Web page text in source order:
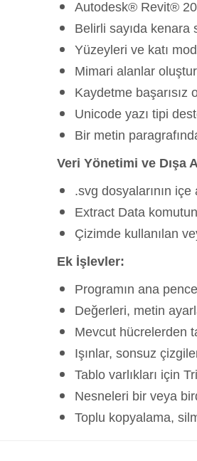
Autodesk® Revit®
Belirli sayıda
Yüzeyleri ve katı
Mimari alanlar
Kaydetme başarısız
Unicode yazı tipi
Bir metin
Veri Yönetimi ve Dışa
.svg dosyalarının içe
Extract Data
Çizimde kullanılan
Ek İşlevler:
Programın ana
Değerleri, metin
Mevcut hücrelerden
Işınlar, sonsuz
Tablo varlıkları için
Nesneleri bir veya
Toplu kopyalama,